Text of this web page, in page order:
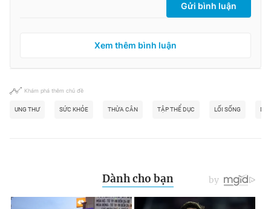
Gửi bình luận
Xem thêm bình luận
Khám phá thêm chủ đề
UNG THƯ SỨC KHỎE THỪA CÂN TẬP THỂ DỤC LỐI SỐNG